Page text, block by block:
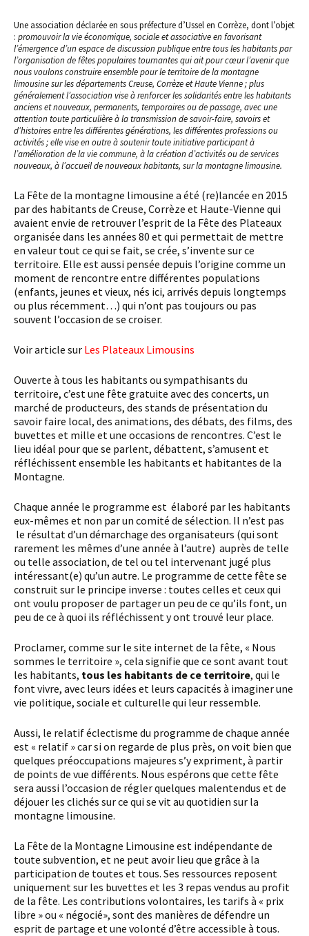
Une association déclarée en sous préfecture d’Ussel en Corrèze, dont l’objet
: promouvoir la vie économique, sociale et associative en favorisant
l’émergence d’un espace de discussion publique entre tous les habitants par
l’organisation de fêtes populaires tournantes qui ait pour cœur l’avenir que
nous voulons construire ensemble pour le territoire de la montagne
limousine sur les départements Creuse, Corrèze et Haute Vienne ; plus
généralement l’association vise à renforcer les solidarités entre les habitants
anciens et nouveaux, permanents, temporaires ou de passage, avec une
attention toute particulière à la transmission de savoir-faire, savoirs et
d’histoires entre les différentes générations, les différentes professions ou
activités ; elle vise en outre à soutenir toute initiative participant à
l’amélioration de la vie commune, à la création d’activités ou de services
nouveaux, à l’accueil de nouveaux habitants, sur la montagne limousine.
La Fête de la montagne limousine a été (re)lancée en 2015
par des habitants de Creuse, Corrèze et Haute-Vienne qui
avaient envie de retrouver l’esprit de la Fête des Plateaux
organisée dans les années 80 et qui permettait de mettre
en valeur tout ce qui se fait, se crée, s’invente sur ce
territoire. Elle est aussi pensée depuis l’origine comme un
moment de rencontre entre différentes populations
(enfants, jeunes et vieux, nés ici, arrivés depuis longtemps
ou plus récemment…) qui n’ont pas toujours ou pas
souvent l’occasion de se croiser.
voir article sur Les Plateaux Limousins
Ouverte à tous les habitants ou sympathisants du
territoire, c’est une fête gratuite avec des concerts, un
marché de producteurs, des stands de présentation du
savoir faire local, des animations, des débats, des films, des
buvettes et mille et une occasions de rencontres. C’est le
lieu idéal pour que se parlent, débattent, s’amusent et
réfléchissent ensemble les habitants et habitantes de la
Montagne.
Chaque année le programme est élaboré par les habitants
eux-mêmes et non par un comité de sélection. Il n’est pas
le résultat d’un démarchage des organisateurs (qui sont
rarement les mêmes d’une année à l’autre) auprès de telle
ou telle association, de tel ou tel intervenant jugé plus
intéressant(e) qu’un autre. Le programme de cette fête se
construit sur le principe inverse : toutes celles et ceux qui
ont voulu proposer de partager un peu de ce qu’ils font, un
peu de ce à quoi ils réfléchissent y ont trouvé leur place.
Proclamer, comme sur le site internet de la fête, « Nous
sommes le territoire », cela signifie que ce sont avant tout
les habitants, tous les habitants de ce territoire, qui le
font vivre, avec leurs idées et leurs capacités à imaginer une
vie politique, sociale et culturelle qui leur ressemble.
Aussi, le relatif éclectisme du programme de chaque année
est « relatif » car si on regarde de plus près, on voit bien que
quelques préoccupations majeures s’y expriment, à partir
de points de vue différents. Nous espérons que cette fête
sera aussi l’occasion de régler quelques malentendus et de
déjouer les clichés sur ce qui se vit au quotidien sur la
montagne limousine.
La Fête de la Montagne Limousine est indépendante de
toute subvention, et ne peut avoir lieu que grâce à la
participation de toutes et tous. Ses ressources reposent
uniquement sur les buvettes et les 3 repas vendus au profit
de la fête. Les contributions volontaires, les tarifs à « prix
libre » ou « négocié», sont des manières de défendre un
esprit de partage et une volonté d’être accessible à tous.